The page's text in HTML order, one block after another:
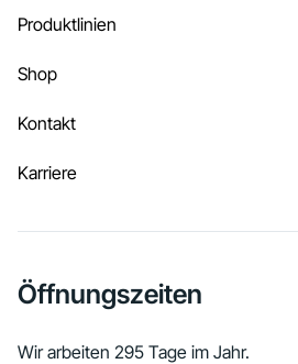
Produktlinien
Shop
Kontakt
Karriere
Öffnungszeiten
Wir arbeiten 295 Tage im Jahr.